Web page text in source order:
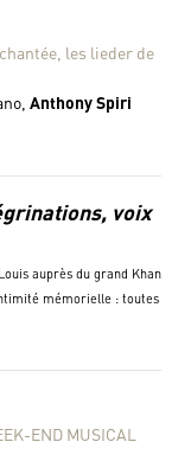
les lieder de
Anthony Spiri
voix
auprès du grand Khan
mémorielle : toutes
END MUSICAL